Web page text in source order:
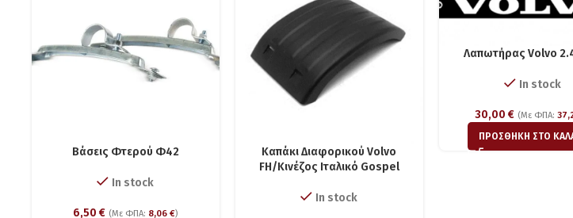
Βάσεις Φτερού Φ42
In stock
6,50€ (Με ΦΠΑ: 8,06€)
Καπάκι Διαφορικού Volvo
FΗ/Kινέζος Ιταλικό Gospel
In stock
Λαπωτήρας Volvo
In stock
30,00 € (Με ΦΠΑ:
ΠΡΟΣΘΉΚΗ ΣΤΟ